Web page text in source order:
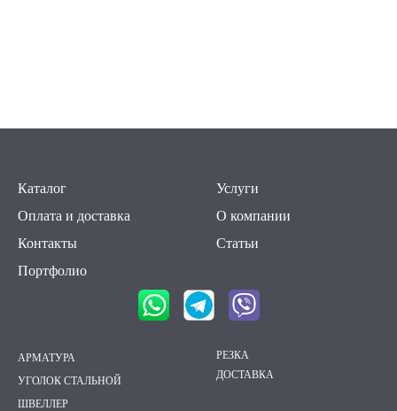
Каталог
Услуги
Оплата и доставка
О компании
Контакты
Статьи
Портфолио
АРМАТУРА
УГОЛОК СТАЛЬНОЙ
ШВЕЛЛЕР
РЕЗКА
ДОСТАВКА